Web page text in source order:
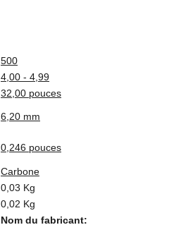
500
4,00 - 4,99
32,00 pouces
6,20 mm
0,246 pouces
Carbone
0,03 Kg
0,02 Kg
Nom du fabricant: